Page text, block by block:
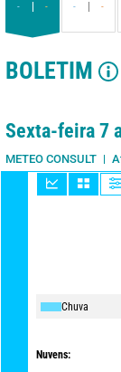
- - - -
BOLETIM
1 dia 3 dias 7 dias
Sexta-feira 7
METEO CONSULT
Chuva
Nuvens: